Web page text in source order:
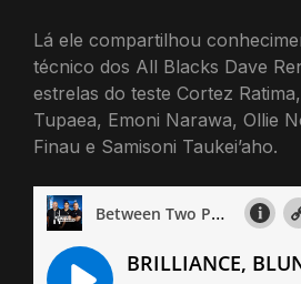
Lá ele compartilhou
técnico dos All Blacks Dave
estrelas do teste Cortez
Tupaea, Emoni Narawa, Ollie
Finau e Samisoni Taukei’aho.